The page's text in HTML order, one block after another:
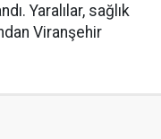
Yaralılar, sağlık
Viranşehir